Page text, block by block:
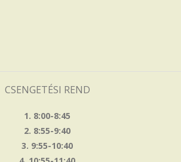
CSENGETÉSI REND
1. 8:00-8:45
2. 8:55-9:40
3. 9:55-10:40